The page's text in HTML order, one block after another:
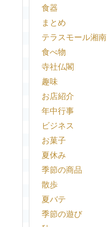
食器
まとめ
テラスモール湘南
食べ物
寺社仏閣
趣味
お店紹介
年中行事
ビジネス
お菓子
夏休み
季節の商品
散歩
夏バテ
季節の遊び